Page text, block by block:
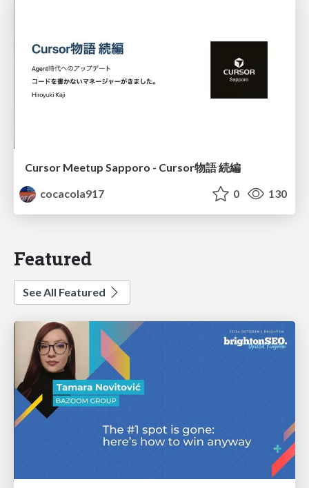
Cursor Meetup Sapporo - Cursor物語 続編
cocacola917
0 130
Featured
See All Featured